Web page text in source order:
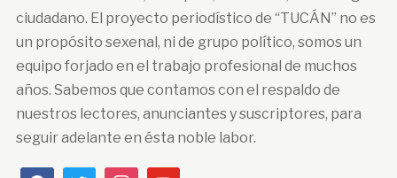
ciudadano. El proyecto periodístico de “TUCÁN” no es
un propósito sexenal, ni de grupo político, somos un
equipo forjado en el trabajo profesional de muchos
años. Sabemos que contamos con el respaldo de
nuestros lectores, anunciantes y suscriptores, para
seguir adelante en ésta noble labor.